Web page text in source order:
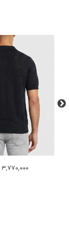
3,770,000 تومان